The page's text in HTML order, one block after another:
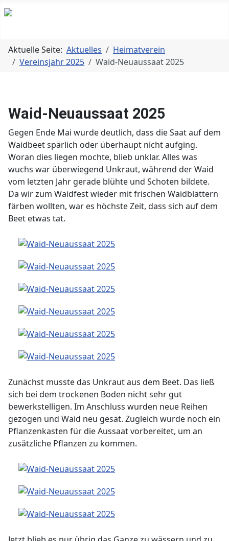
Aktuelle Seite: Aktuelles
Heimatverein
Vereinsjahr 2025
Waid-Neuaussaat 2025
Waid-Neuaussaat 2025
Gegen Ende Mai wurde deutlich, dass die Saat auf dem
Waidbeet spärlich oder überhaupt nicht aufging.
Woran dies liegen mochte, blieb unklar. Alles was
wuchs war überwiegend Unkraut, während der Waid
vom letzten Jahr gerade blühte und Schoten bildete.
Da wir zum Waidfest wieder mit frischen Waidblättern
färben wollten, war es höchste Zeit, dass sich auf dem
Beet etwas tat.
Zunächst musste das Unkraut aus dem Beet. Das ließ
sich bei dem trockenen Boden nicht sehr gut
bewerkstelligen. Im Anschluss wurden neue Reihen
gezogen und Waid neu gesät. Zugleich wurde noch ein
Pflanzenkasten für die Aussaat vorbereitet, um an
zusätzliche Pflanzen zu kommen.